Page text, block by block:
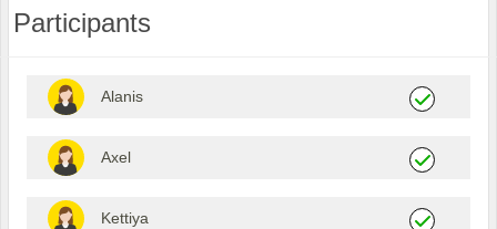
Participants
Alanis
Axel
Kettiya